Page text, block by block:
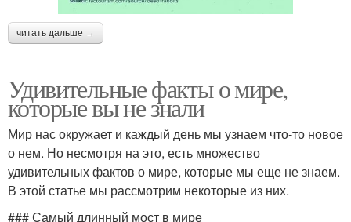
читать дальше →
Удивительные факты о мире,
которые вы не знали
Мир нас окружает и каждый день мы узнаем что-то новое
о нем. Но несмотря на это, есть множество
удивительных фактов о мире, которые мы еще не знаем.
В этой статье мы рассмотрим некоторые из них.
### Самый длинный мост в мире